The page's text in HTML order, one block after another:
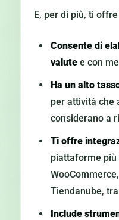
E, per di più, ti
Consente di
valute e con
Ha un alto
per attività che
considerano a
Ti offre
piattaforme più
Tiendanube,
Include